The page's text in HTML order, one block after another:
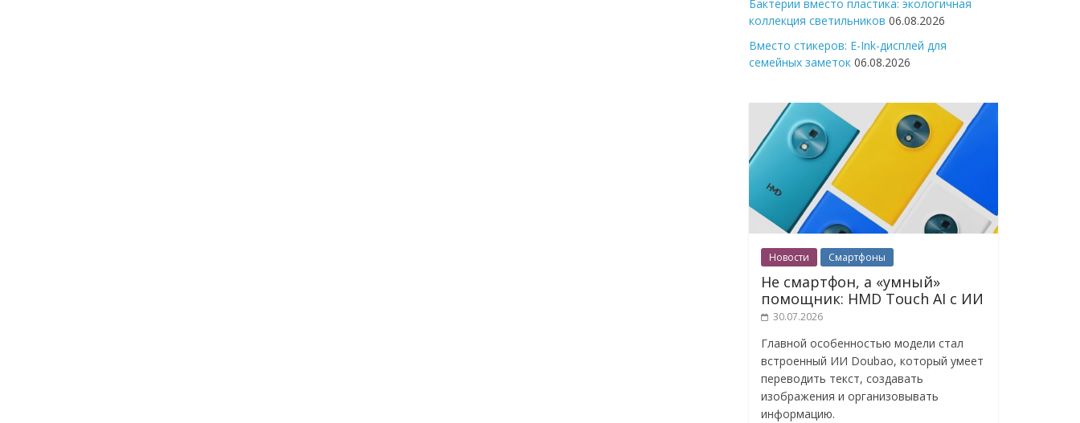
Бактерии вместо пластика: экологичная
коллекция светильников 06.08.2026
Вместо стикеров: E-Ink-дисплей для
семейных заметок 06.08.2026
Новости Смартфоны
Не смартфон, а «умный»
помощник: HMD Touch AI с ИИ
30.07.2026
Главной особенностью модели стал
встроенный ИИ Doubao, который умеет
переводить текст, создавать
изображения и организовывать
информацию.